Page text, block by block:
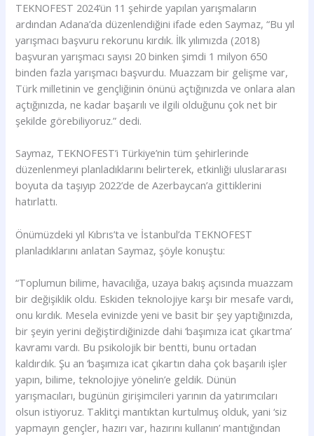
TEKNOFEST 2024’ün 11 şehirde yapılan yarışmaların
ardından Adana’da düzenlendiğini ifade eden Saymaz, “Bu yıl
yarışmacı başvuru rekorunu kırdık. İlk yılımızda (2018)
başvuran yarışmacı sayısı 20 binken şimdi 1 milyon 650
binden fazla yarışmacı başvurdu. Muazzam bir gelişme var,
Türk milletinin ve gençliğinin önünü açtığınızda ve onlara alan
açtığınızda, ne kadar başarılı ve ilgili olduğunu çok net bir
şekilde görebiliyoruz.” dedi.
Saymaz, TEKNOFEST’i Türkiye’nin tüm şehirlerinde
düzenlenmeyi planladıklarını belirterek, etkinliği uluslararası
boyuta da taşıyıp 2022’de de Azerbaycan’a gittiklerini
hatırlattı.
Önümüzdeki yıl Kıbrıs’ta ve İstanbul’da TEKNOFEST
planladıklarını anlatan Saymaz, şöyle konuştu:
“Toplumun bilime, havacılığa, uzaya bakış açısında muazzam
bir değişiklik oldu. Eskiden teknolojiye karşı bir mesafe vardı,
onu kırdık. Mesela evinizde yeni ve basit bir şey yaptığınızda,
bir şeyin yerini değiştirdiğinizde dahi ‘başımıza icat çıkartma’
kavramı vardı. Bu psikolojik bir bentti, bunu ortadan
kaldırdık. Şu an ‘başımıza icat çıkartın daha çok başarılı işler
yapın, bilime, teknolojiye yönelin’e geldik. Dünün
yarışmacıları, bugünün girişimcileri yarının da yatırımcıları
olsun istiyoruz. Taklitçi mantıktan kurtulmuş olduk, yani ‘siz
yapmayın gençler, hazırı var, hazırını kullanın’ mantığından